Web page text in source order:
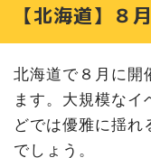
【北海道】８
北海道で８月に開
ます。大規模なイ
どでは優雅に揺れ
でしょう。